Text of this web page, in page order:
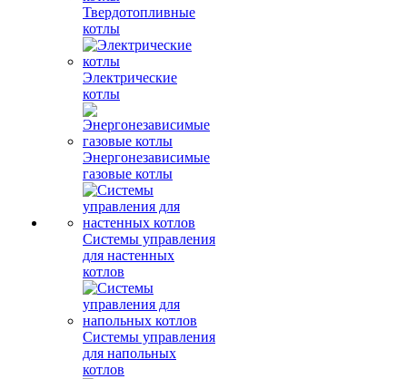
Твердотопливные
котлы
Электрические
котлы
Энергонезависимые
газовые котлы
Системы управления
для настенных
котлов
Системы управления
для напольных
котлов